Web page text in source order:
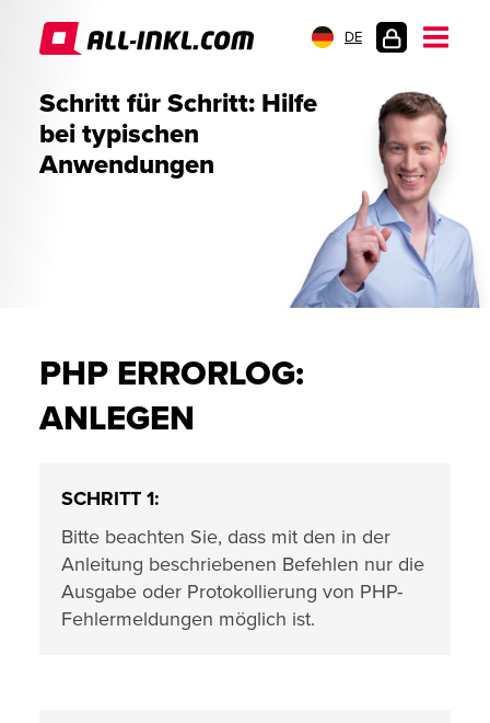
DE
Schritt für Schritt: Hilfe
bei typischen
Anwendungen
PHP ERRORLOG:
ANLEGEN
SCHRITT 1:
Bitte beachten Sie, dass mit den in der
Anleitung beschriebenen Befehlen nur die
Ausgabe oder Protokollierung von PHP-
Fehlermeldungen möglich ist.